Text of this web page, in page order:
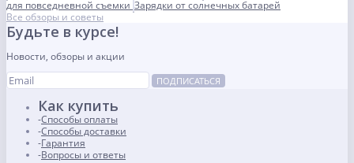
для повседневной съемки Зарядки от солнечных батарей
Все обзоры и советы
Будьте в курсе!
Новости, обзоры и акции
ПОДПИСАТЬСЯ
Как купить
Способы оплаты
Способы доставки
Гарантия
Вопросы и ответы